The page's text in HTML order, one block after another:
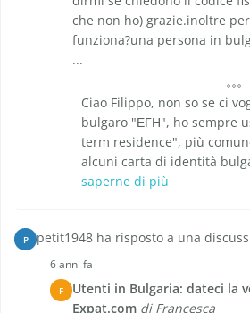
che non ho) grazie.inoltre
funziona?una persona in
...
Ciao Filippo, non so se ci
bulgaro "ЕГН", ho sempre
term residence", più
alcuni carta di identità
saperne di più
P petit1948 ha risposto a una
6 anni fa
F
Utenti in Bulgaria: dateci la
Expat.com di Francesca